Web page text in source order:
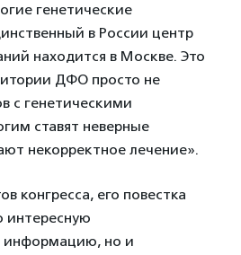
генетические
в России центр
находится в Москве. Это
ДФО просто не
с генетическими
ставят неверные
некорректное лечение».
конгресса, его повестка
интересную
информацию, но и